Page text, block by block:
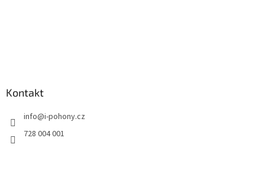
Kontakt
info@i-pohony.cz
728 004 001